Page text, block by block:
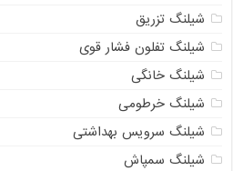
شیلنگ تزریق
شیلنگ تفلون فشار قوی
شیلنگ خانگی
شیلنگ خرطومی
شیلنگ سرویس بهداشتی
شیلنگ سمپاش